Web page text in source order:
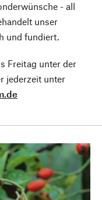
- all
unser
und fundiert.
Freitag unter der
jederzeit unter